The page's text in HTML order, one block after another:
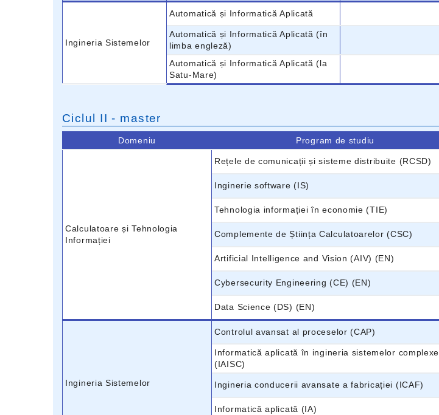
Ingineria Sistemelor
Automatică și Informatică Aplicată
Automatică și Informatică Aplicată (în
limba engleză)
Automatică și Informatică Aplicată (la
Satu-Mare)
Ciclul II - master
Domeniu Program de studiu
Calculatoare și Tehnologia
Informației
Rețele de comunicații și sisteme distribuite (RCSD)
Inginerie software (IS)
Tehnologia informației în economie (TIE)
Complemente de Știința Calculatoarelor (CSC)
Artificial Intelligence and Vision (AIV) (EN)
Cybersecurity Engineering (CE) (EN)
Data Science (DS) (EN)
Ingineria Sistemelor
Controlul avansat al proceselor (CAP)
Informatică aplicată în ingineria sistemelor complexe
(IAISC)
Ingineria conducerii avansate a fabricației (ICAF)
Informatică aplicată (IA)